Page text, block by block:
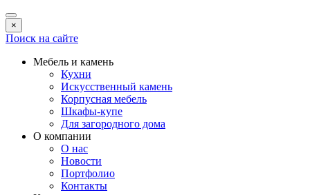
×
Поиск на сайте
Мебель и камень
Кухни
Искусственный камень
Корпусная мебель
Шкафы-купе
Для загородного дома
О компании
О нас
Новости
Портфолио
Контакты